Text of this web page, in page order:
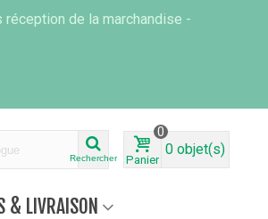
de la marchandise -
Rechercher Panier
0
0 objet(s)
& LIVRAISON